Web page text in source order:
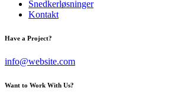
Snedkerløsninger
Kontakt
Have a Project?
info@website.com
Want to Work With Us?